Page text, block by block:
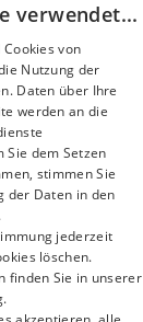
View All
Navigation
Kontakt
verwendet...
von
Nutzung der
Daten über Ihre
werden an die
Sie dem Setzen
stimmen Sie
der Daten in den
jederzeit
löschen.
finden Sie in unserer